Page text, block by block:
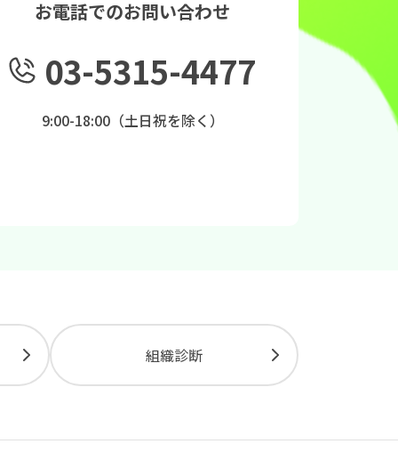
お電話でのお問い合わせ
03-5315-4477
9:00-18:00（土日祝を除く）
組織診断